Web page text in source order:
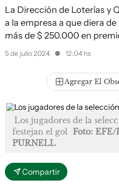
La Dirección de Loterías y
a la empresa a que diera
más de $ 250.000 en
5 de julio 2024 12:04 hs
Agregar El
Los jugadores de la
festejan el gol Foto:
PURNELL
Compartir